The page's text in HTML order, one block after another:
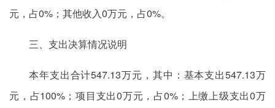
元，占0%；其他收入0万元，占0%。
三、支出决算情况说明
本年支出合计547.13万元，其中：基本支出547.13万
元，占100%；项目支出0万元，占0%；上缴上级支出0万